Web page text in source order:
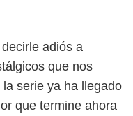
adiós a
que nos
serie ya ha llegado
que termine ahora